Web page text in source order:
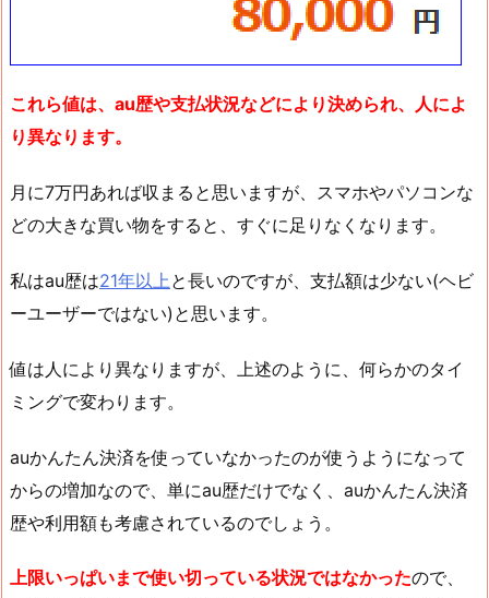
これら値は、au歴や支払状況などにより決められ、人によ
り異なります。
月に7万円あれば収まると思いますが、スマホやパソコンな
どの大きな買い物をすると、すぐに足りなくなります。
私はau歴は21年以上と長いのですが、支払額は少ない(ヘビ
ーユーザーではない)と思います。
値は人により異なりますが、上述のように、何らかのタイ
ミングで変わります。
auかんたん決済を使っていなかったのが使うようになって
からの増加なので、単にau歴だけでなく、auかんたん決済
歴や利用額も考慮されているのでしょう。
上限いっぱいまで使い切っている状況ではなかったので、